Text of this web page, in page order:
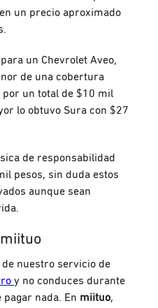
un precio aproximado
un Chevrolet Aveo,
de una cobertura
por un total de $10 mil
lo obtuvo Sura con $27
de responsabilidad
pesos, sin duda estos
aunque sean
nuestro servicio de
y no conduces durante
nada. En miituo,